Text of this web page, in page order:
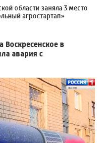
области заняла 3 место
агростартап»
Воскресенское в
авария с